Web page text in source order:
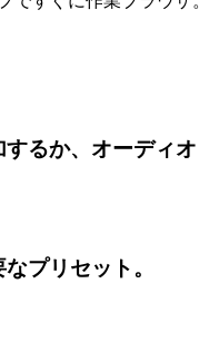
るか、オーディオ
プリセット。